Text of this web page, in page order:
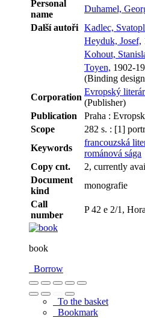
Personal
name
Duhamel,
Další autoři Kadlec,
Heyduk, Josef,
Kohout,
Toyen, 1902-
(Binding
Corporation
Evropský
(Publisher)
Publication
Praha :
Scope
282 s. : [1]
Keywords
francouzská
románová sága
Copy cnt.
2, currently
Document
kind
monografie
Call
number
P 42 e 2/1,
book
Borrow
To the basket
Bookmark